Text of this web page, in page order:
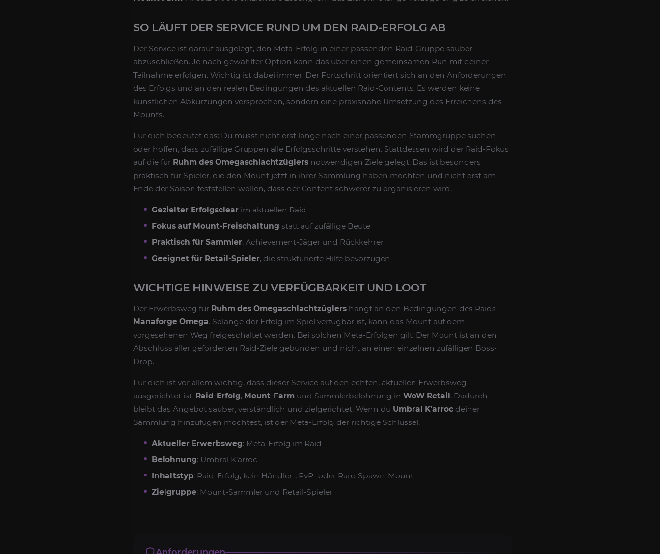
SO LÄUFT DER SERVICE RUND UM DEN RAID-ERFOLG AB
Der Service ist darauf ausgelegt, den Meta-Erfolg in einer passenden Raid-Gruppe sauber
abzuschließen. Je nach gewählter Option kann das über einen gemeinsamen Run mit deiner
Teilnahme erfolgen. Wichtig ist dabei immer: Der Fortschritt orientiert sich an den Anforderungen
des Erfolgs und an den realen Bedingungen des aktuellen Raid-Contents. Es werden keine
künstlichen Abkürzungen versprochen, sondern eine praxisnahe Umsetzung des Erreichens des
Mounts.
Für dich bedeutet das: Du musst nicht erst lange nach einer passenden Stammgruppe suchen
oder hoffen, dass zufällige Gruppen alle Erfolgsschritte verstehen. Stattdessen wird der Raid-Fokus
auf die für Ruhm des Omegaschlachtzüglers notwendigen Ziele gelegt. Das ist besonders
praktisch für Spieler, die den Mount jetzt in ihrer Sammlung haben möchten und nicht erst am
Ende der Saison feststellen wollen, dass der Content schwerer zu organisieren wird.
Gezielter Erfolgsclear im aktuellen Raid
Fokus auf Mount-Freischaltung statt auf zufällige Beute
Praktisch für Sammler, Achievement-Jäger und Rückkehrer
Geeignet für Retail-Spieler, die strukturierte Hilfe bevorzugen
WICHTIGE HINWEISE ZU VERFÜGBARKEIT UND LOOT
Der Erwerbsweg für Ruhm des Omegaschlachtzüglers hängt an den Bedingungen des Raids
Manaforge Omega. Solange der Erfolg im Spiel verfügbar ist, kann das Mount auf dem
vorgesehenen Weg freigeschaltet werden. Bei solchen Meta-Erfolgen gilt: Der Mount ist an den
Abschluss aller geforderten Raid-Ziele gebunden und nicht an einen einzelnen zufälligen Boss-
Drop.
Für dich ist vor allem wichtig, dass dieser Service auf den echten, aktuellen Erwerbsweg
ausgerichtet ist: Raid-Erfolg, Mount-Farm und Sammlerbelohnung in WoW Retail. Dadurch
bleibt das Angebot sauber, verständlich und zielgerichtet. Wenn du Umbral K’arroc deiner
Sammlung hinzufügen möchtest, ist der Meta-Erfolg der richtige Schlüssel.
Aktueller Erwerbsweg: Meta-Erfolg im Raid
Belohnung: Umbral K’arroc
Inhaltstyp: Raid-Erfolg, kein Händler-, PvP- oder Rare-Spawn-Mount
Zielgruppe: Mount-Sammler und Retail-Spieler